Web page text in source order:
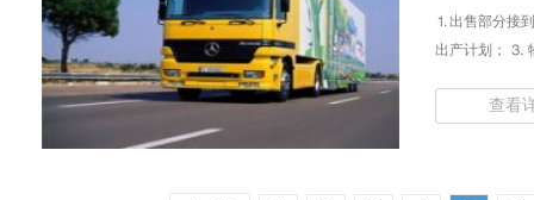
⒈出售部分接
出产计划； ⒊
查看